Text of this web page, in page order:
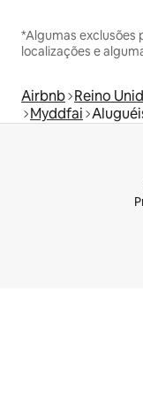
*Algumas exclusões
localizações e
Airbnb Reino
Myddfai